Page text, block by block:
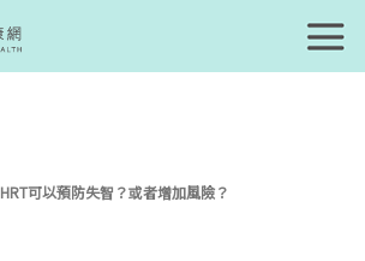
HRT可以預防失智？或者增加風險？